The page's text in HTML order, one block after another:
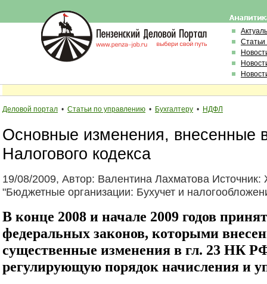
Деловой портал • Статьи по управлению • Бухгалтеру • НДФЛ
Основные изменения, внесенные
Налогового кодекса
19/08/2009, Автор: Валентина Лахматова
"Бюджетные организации: Бухучет и
В конце 2008 и начале 2009 годов
федеральных законов, которыми
существенные изменения в гл. 23 НК
регулирующую порядок начисления и